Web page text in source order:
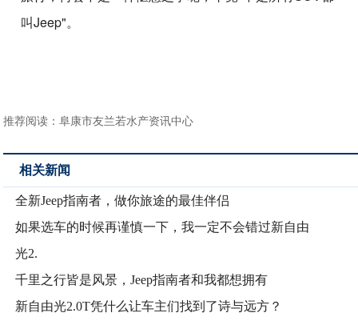
叫Jeep"。
推荐阅读：阜康市友兰若水产资讯中心
相关新闻
全新Jeep指南者，做你旅途的最佳伴侣
如果选车的时候再谨慎一下，我一定不会错过新自由
光2.
千里之行皆是风景，Jeep指南者和我都想拥有
新自由光2.0T凭什么让车主们找到了诗与远方？